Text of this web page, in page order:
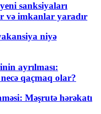
sanksiyaları
və imkanlar yaradır
niyə
ayrılması:
qaçmaq olar?
Məşrutə hərəkatı